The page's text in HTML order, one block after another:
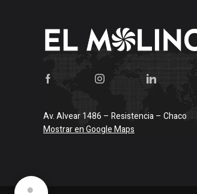
Av. Alvear 1486 – Resistencia – Chaco
Mostrar en Google Maps